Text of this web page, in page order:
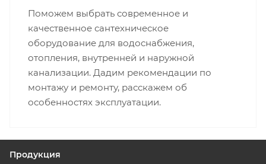
Поможем выбрать современное и
качественное сантехническое
оборудование для водоснабжения,
отопления, внутренней и наружной
канализации. Дадим рекомендации по
монтажу и ремонту, расскажем об
особенностях эксплуатации.
Продукция